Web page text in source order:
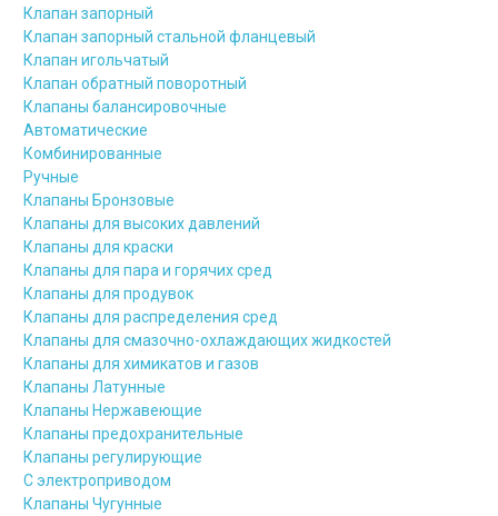
Клапан запорный
Клапан запорный стальной фланцевый
Клапан игольчатый
Клапан обратный поворотный
Клапаны балансировочные
Автоматические
Комбинированные
Ручные
Клапаны Бронзовые
Клапаны для высоких давлений
Клапаны для краски
Клапаны для пара и горячих сред
Клапаны для продувок
Клапаны для распределения сред
Клапаны для смазочно-охлаждающих жидкостей
Клапаны для химикатов и газов
Клапаны Латунные
Клапаны Нержавеющие
Клапаны предохранительные
Клапаны регулирующие
С электроприводом
Клапаны Чугунные